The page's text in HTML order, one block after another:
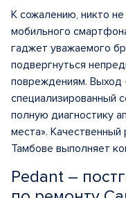
К сожалению, никто
мобильного
гаджет уважаемого
подвергнуться
повреждениям.
специализированный
полную диагностику
места».
Тамбове выполняет
Pedant –